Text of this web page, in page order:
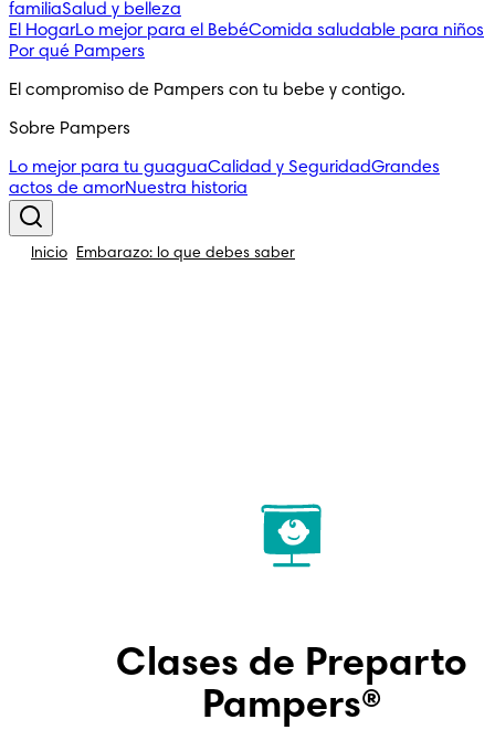
familiaSalud y belleza
El HogarLo mejor para el BebéComida saludable para niños
Por qué Pampers
El compromiso de Pampers con tu bebe y contigo.
Sobre Pampers
Lo mejor para tu guaguaCalidad y SeguridadGrandes
actos de amorNuestra historia
Inicio Embarazo: lo que debes saber
Clases de Preparto
Pampers®